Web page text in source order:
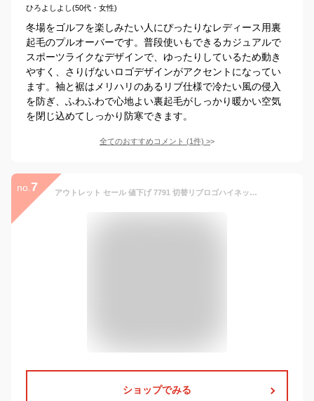
ひろよしよし(50代・女性)
冬場をゴルフを楽しみたい人にぴったりなレディース用裏
起毛のプルオーバーです。普段使いもできるカジュアルで
スポーツライクなデザインで、ゆったりしているため動き
やすく、さりげないロゴデザインがアクセントになってい
ます。袖と裾はメリハリのあるリブ仕様で冷たい風の侵入
を防ぎ、ふわふわで心地よい裏起毛がしっかり暖かい空気
を閉じ込めてしっかり防寒できます。
全てのおすすめコメント (1件) >
no. 7 アウトレット セール 値下げ 7791 切替リブロゴハイネックニット レディース ゴルフウェア デルソル ゴルフ M L LL 3L 大きいサイズ 伸縮性 秋冬 ニット トップス ゆったり 女子 レーヨン ピンク ブルー 冬 セーター 長袖 ハイネック ニット 暖かい ゴルフ女子 送料無料 冬
ショップでみる